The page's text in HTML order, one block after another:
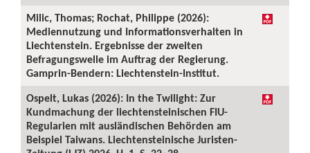
Milic, Thomas; Rochat, Philippe (2026):
Mediennutzung und Informationsverhalten in
Liechtenstein. Ergebnisse der zweiten
Befragungswelle im Auftrag der Regierung.
Gamprin-Bendern: Liechtenstein-Institut.
Ospelt, Lukas (2026): In the Twilight: Zur
Kundmachung der liechtensteinischen FIU-
Regularien mit ausländischen Behörden am
Beispiel Taiwans. Liechtensteinische Juristen-